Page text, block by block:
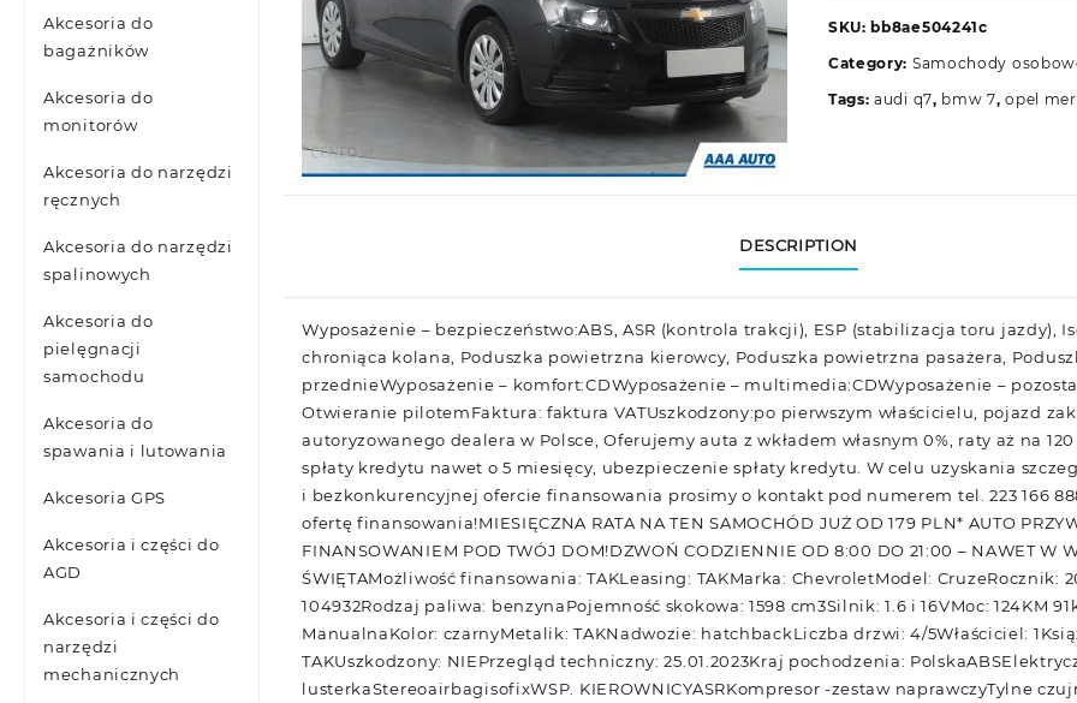
Akcesoria do
bagażników
Akcesoria do
monitorów
Akcesoria do narzędzi
ręcznych
Akcesoria do narzędzi
spalinowych
Akcesoria do
pielęgnacji
samochodu
Akcesoria do
spawania i lutowania
Akcesoria GPS
Akcesoria i części do
AGD
Akcesoria i części do
narzędzi
mechanicznych
SKU: bb8ae504241c
Category: Samochody
Tags:audi q7, bmw 7,opel
DESCRIPTION
Wyposażenie – bezpieczeństwo:ABS, ASR (kontrola trakcji), ESP (stabilizacja toru jazdy),
chroniąca kolana, Poduszka powietrzna kierowcy, Poduszka powietrzna pasażera,
przednieWyposażenie – komfort:CDWyposażenie – multimedia:CDWyposażenie –
Otwieranie pilotemFaktura: faktura VATUszkodzony:po pierwszym właścicielu, pojazd
autoryzowanego dealera w Polsce, Oferujemy auta z wkładem własnym 0%, raty aż na
spłaty kredytu nawet o 5 miesięcy, ubezpieczenie spłaty kredytu. W celu uzyskania
i bezkonkurencyjnej ofercie finansowania prosimy o kontakt pod numerem tel. 223 166
ofertę finansowania!MIESIĘCZNA RATA NA TEN SAMOCHÓD JUŻ OD 179 PLN* AUTO
FINANSOWANIEM POD TWÓJ DOM!DZWOŃ CODZIENNIE OD 8:00 DO 21:00 – NAWET W
ŚWIĘTAMożliwość finansowania: TAKLeasing: TAKMarka: ChevroletModel: CruzeRocznik:
104932Rodzaj paliwa: benzynaPojemność skokowa: 1598 cm3Silnik: 1.6 i 16VMoc: 124KM
ManualnaKolor: czarnyMetalik: TAKNadwozie: hatchbackLiczba drzwi: 4/5Właściciel:
TAKUszkodzony: NIEPrzegląd techniczny: 25.01.2023Kraj pochodzenia:
lusterkaStereoairbagisofixWSP. KIEROWNICYASRKompresor -zestaw naprawczyTylne